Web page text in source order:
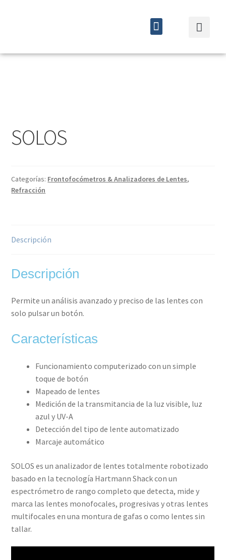
SOLOS
Categorías: Frontofocómetros & Analizadores de Lentes,
Refracción
Descripción
Descripción
Permite un análisis avanzado y preciso de las lentes con
solo pulsar un botón.
Características
Funcionamiento computerizado con un simple
toque de botón
Mapeado de lentes
Medición de la transmitancia de la luz visible, luz
azul y UV-A
Detección del tipo de lente automatizado
Marcaje automático
SOLOS es un analizador de lentes totalmente robotizado
basado en la tecnología Hartmann Shack con un
espectrómetro de rango completo que detecta, mide y
marca las lentes monofocales, progresivas y otras lentes
multifocales en una montura de gafas o como lentes sin
tallar.